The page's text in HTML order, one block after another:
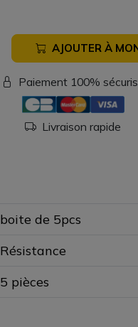
AJOUTER À
Paiement 100%
Livraison rapide
boite de 5pcs
Résistance
5 pièces